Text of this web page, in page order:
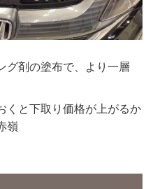
グ剤の塗布で、より一層
くと下取り価格が上がるか